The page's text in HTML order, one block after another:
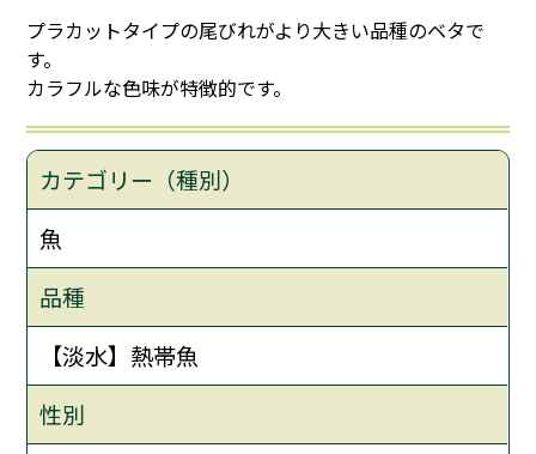
プラカットタイプの尾びれがより大きい品種のベタで
す。
カラフルな色味が特徴的です。
カテゴリー（種別）
魚
品種
【淡水】熱帯魚
性別